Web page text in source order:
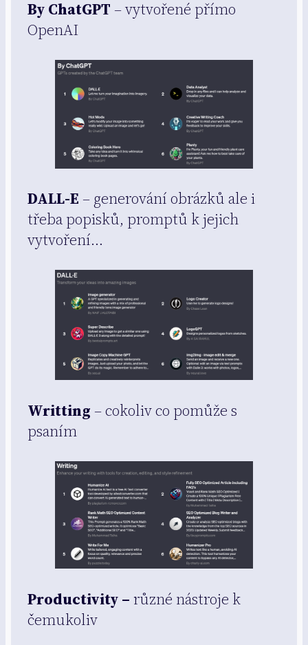
By ChatGPT – vytvořené přímo
OpenAI
DALL-E – generování obrázků ale i
třeba popisků, promptů k jejich
vytvoření…
Writting – cokoliv co pomůže s
psaním
Productivity – různé nástroje k
čemukoliv